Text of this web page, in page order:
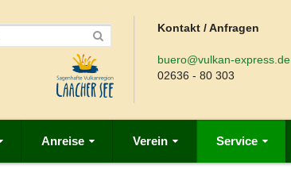
Kontakt / Anfragen
buero@vulkan-express.de
02636 - 80 303
Anreise Verein Service